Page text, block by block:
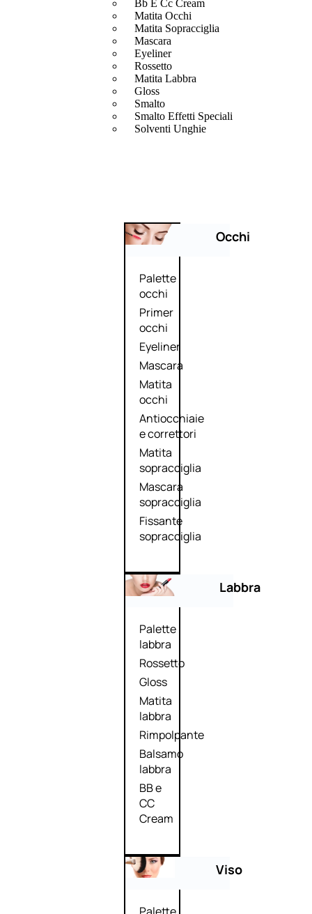
Bb E Cc Cream
Matita Occhi
Matita Sopracciglia
Mascara
Eyeliner
Rossetto
Matita Labbra
Gloss
Smalto
Smalto Effetti Speciali
Solventi Unghie
Occhi
Palette
occhi
Primer
occhi
Eyeliner
Mascara
Matita
occhi
Antiocchiaie
e correttori
Matita
sopracciglia
Mascara
sopracciglia
Fissante
sopracciglia
Labbra
Palette
labbra
Rossetto
Gloss
Matita
labbra
Rimpolpante
Balsamo
labbra
BB e
CC
Cream
Viso